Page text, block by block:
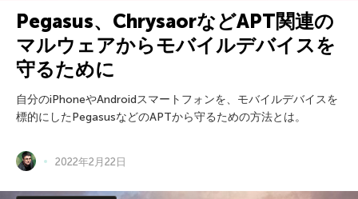
Pegasus、ChrysaorなどAPT関連の
マルウェアからモバイルデバイスを
守るために
自分のiPhoneやAndroidスマートフォンを、モバイルデバイスを
標的にしたPegasusなどのAPTから守るための方法とは。
2022年2月22日